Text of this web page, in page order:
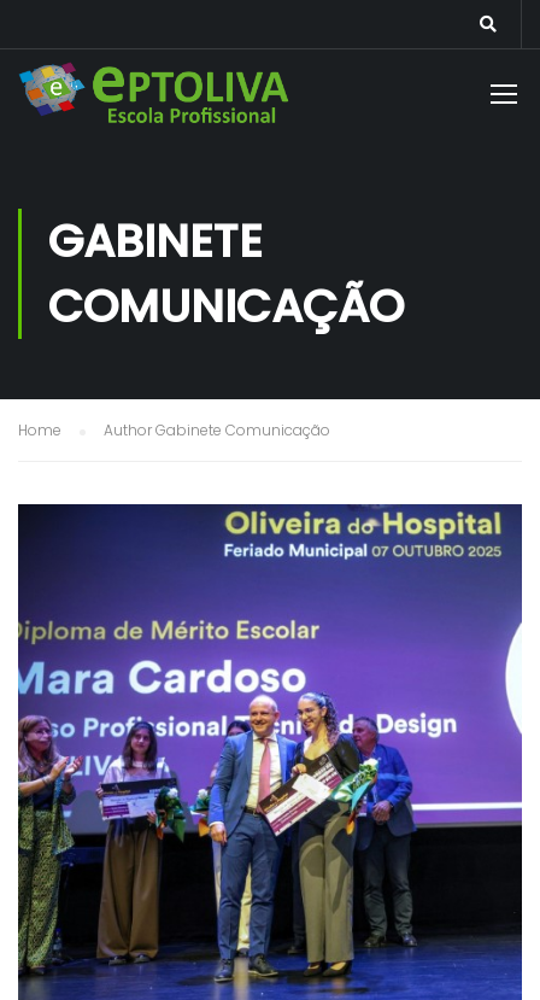
GABINETE
COMUNICAÇÃO
Home Author Gabinete Comunicação